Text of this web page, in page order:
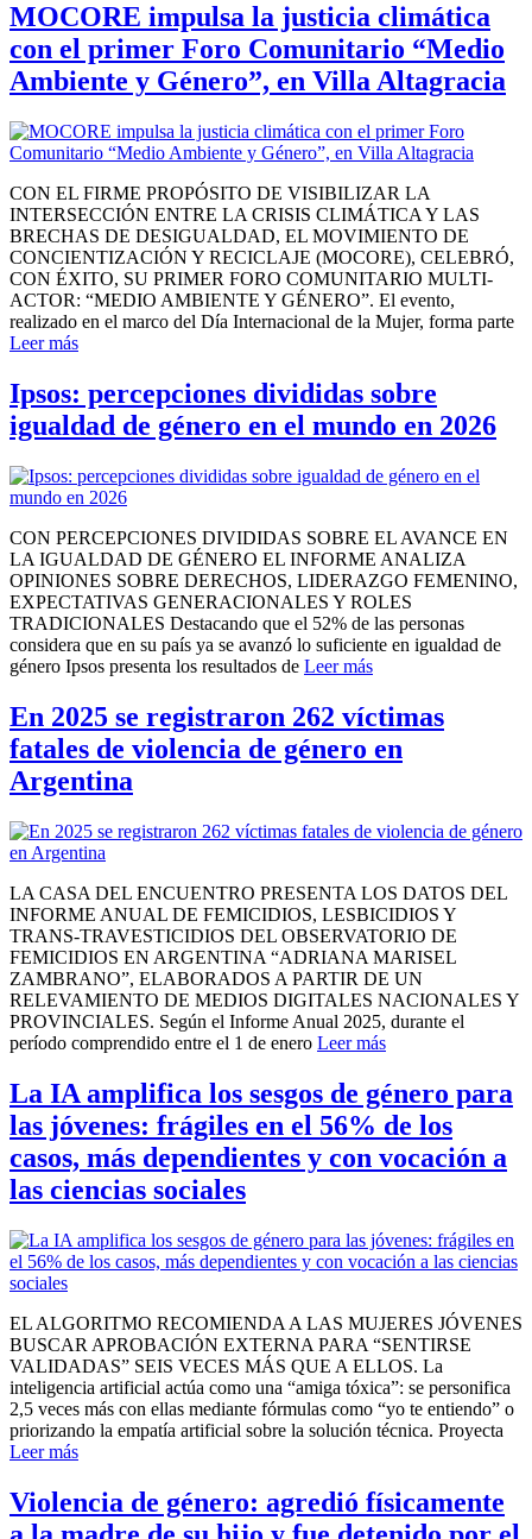
MOCORE impulsa la justicia climática
con el primer Foro Comunitario “Medio
Ambiente y Género”, en Villa Altagracia
CON EL FIRME PROPÓSITO DE VISIBILIZAR LA
INTERSECCIÓN ENTRE LA CRISIS CLIMÁTICA Y LAS
BRECHAS DE DESIGUALDAD, EL MOVIMIENTO DE
CONCIENTIZACIÓN Y RECICLAJE (MOCORE), CELEBRÓ,
CON ÉXITO, SU PRIMER FORO COMUNITARIO MULTI-
ACTOR: “MEDIO AMBIENTE Y GÉNERO”. El evento,
realizado en el marco del Día Internacional de la Mujer, forma parte
Leer más
Ipsos: percepciones divididas sobre
igualdad de género en el mundo en 2026
CON PERCEPCIONES DIVIDIDAS SOBRE EL AVANCE EN
LA IGUALDAD DE GÉNERO EL INFORME ANALIZA
OPINIONES SOBRE DERECHOS, LIDERAZGO FEMENINO,
EXPECTATIVAS GENERACIONALES Y ROLES
TRADICIONALES Destacando que el 52% de las personas
considera que en su país ya se avanzó lo suficiente en igualdad de
género Ipsos presenta los resultados de Leer más
En 2025 se registraron 262 víctimas
fatales de violencia de género en
Argentina
LA CASA DEL ENCUENTRO PRESENTA LOS DATOS DEL
INFORME ANUAL DE FEMICIDIOS, LESBICIDIOS Y
TRANS-TRAVESTICIDIOS DEL OBSERVATORIO DE
FEMICIDIOS EN ARGENTINA “ADRIANA MARISEL
ZAMBRANO”, ELABORADOS A PARTIR DE UN
RELEVAMIENTO DE MEDIOS DIGITALES NACIONALES Y
PROVINCIALES. Según el Informe Anual 2025, durante el
período comprendido entre el 1 de enero Leer más
La IA amplifica los sesgos de género para
las jóvenes: frágiles en el 56% de los
casos, más dependientes y con vocación a
las ciencias sociales
EL ALGORITMO RECOMIENDA A LAS MUJERES JÓVENES
BUSCAR APROBACIÓN EXTERNA PARA “SENTIRSE
VALIDADAS” SEIS VECES MÁS QUE A ELLOS. La
inteligencia artificial actúa como una “amiga tóxica”: se personifica
2,5 veces más con ellas mediante fórmulas como “yo te entiendo” o
priorizando la empatía artificial sobre la solución técnica. Proyecta
Leer más
Violencia de género: agredió físicamente